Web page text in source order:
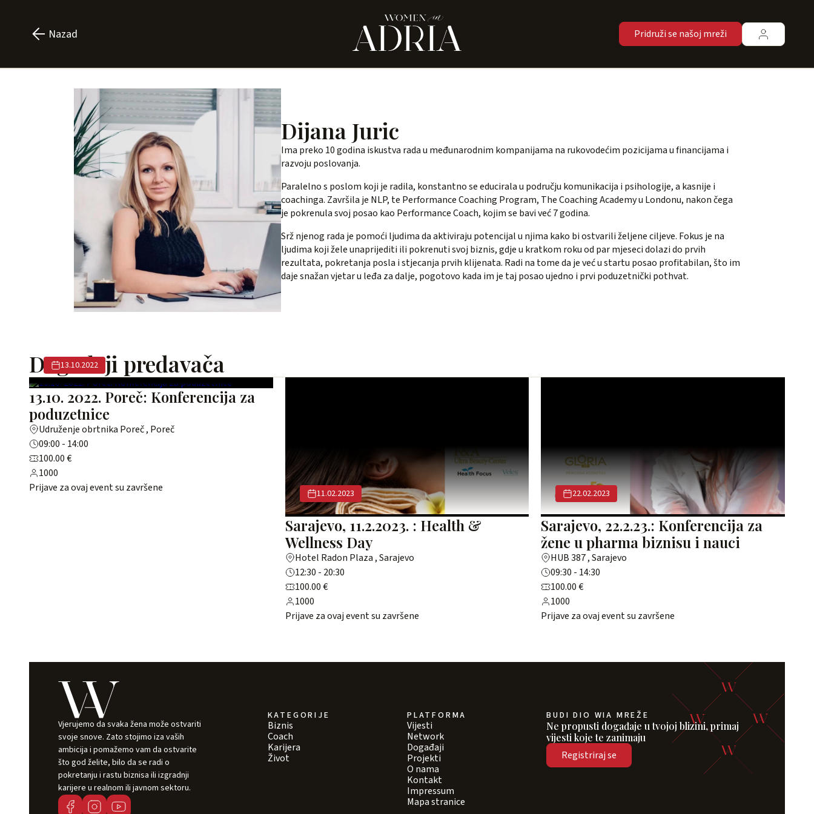
Nazad Pridruži se našoj mreži
Dijana Juric
Ima preko 10 godina iskustva rada u međunarodnim kompanijama na rukovodećim pozicijama u financijama i
razvoju poslovanja.
Paralelno s poslom koji je radila, konstantno se educirala u području komunikacija i psihologije, a kasnije i
coachinga. Završila je NLP, te Performance Coaching Program, The Coaching Academy u Londonu, nakon čega
je pokrenula svoj posao kao Performance Coach, kojim se bavi već 7 godina.
Srž njenog rada je pomoći ljudima da aktiviraju potencijal u njima kako bi ostvarili željene ciljeve. Fokus je na
ljudima koji žele unaprijediti ili pokrenuti svoj biznis, gdje u kratkom roku od par mjeseci dolazi do prvih
rezultata, pokretanja posla i stjecanja prvih klijenata. Radi na tome da je već u startu posao profitabilan, što im
daje snažan vjetar u leđa za dalje, pogotovo kada im je taj posao ujedno i prvi poduzetnički pothvat.
Događaji predavača
13.10.2022
13.10. 2022. Poreč: Konferencija za
poduzetnice
Udruženje obrtnika Poreč , Poreč
09:00 - 14:00
100.00 €
1000
Prijave za ovaj event su završene
11.02.2023
Sarajevo, 11.2.2023. : Health &
Wellness Day
Hotel Radon Plaza , Sarajevo
12:30 - 20:30
100.00 €
1000
Prijave za ovaj event su završene
22.02.2023
Sarajevo, 22.2.23.: Konferencija za
žene u pharma biznisu i nauci
HUB 387 , Sarajevo
09:30 - 14:30
100.00 €
1000
Prijave za ovaj event su završene
Vjerujemo da svaka žena može ostvariti
svoje snove. Zato stojimo iza vaših
ambicija i pomažemo vam da ostvarite
što god želite, bilo da se radi o
pokretanju i rastu biznisa ili izgradnji
karijere u realnom ili javnom sektoru.
KATEGORIJE
Biznis
Coach
Karijera
Život
PLATFORMA
Vijesti
Network
Događaji
Projekti
O nama
Kontakt
Impressum
Mapa stranice
BUDI DIO WIA MREŽE
Ne propusti događaje u tvojoj blizini, primaj
vijesti koje te zanimaju
Registriraj se